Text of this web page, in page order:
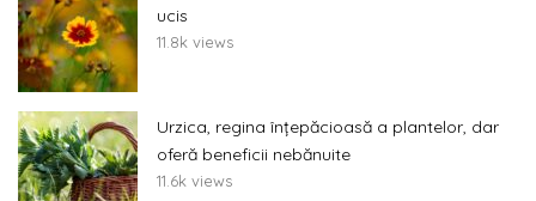
ucis
11.8k views
Urzica, regina înțepăcioasă a plantelor, dar
oferă beneficii nebănuite
11.6k views